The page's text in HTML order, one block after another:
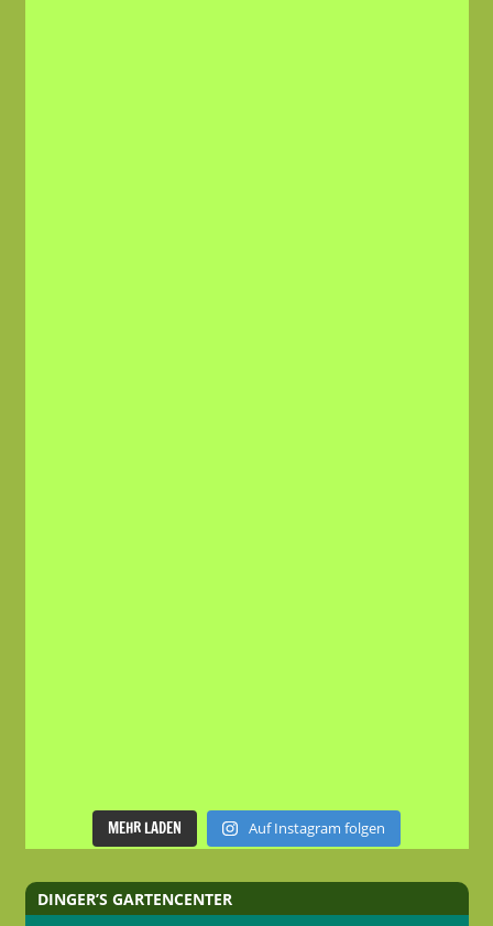
MEHR LADEN Auf Instagram folgen
DINGER’S GARTENCENTER